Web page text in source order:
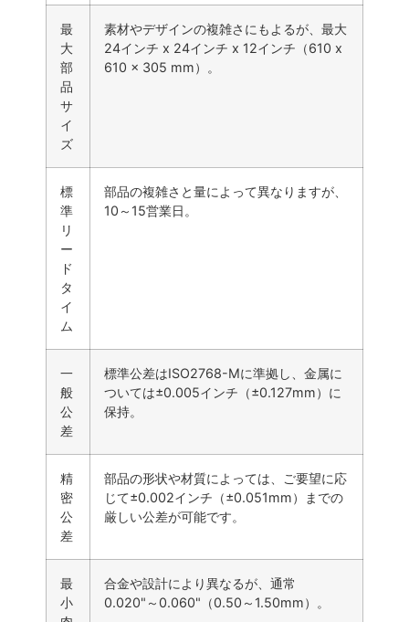
度と耐
久性を
ます。
靭で軽
量な部
品を実
現。
ための
専門的
な金型
設計と
最
大
部
品
サ
イ
ズ
素材やデザインの複雑さにもよるが、最大
24インチ x 24インチ x 12インチ（610 x
610 x 305 mm）。
標
準
リ
ー
ド
タ
イ
ム
部品の複雑さと量によって異なりますが、
10～15営業日。
一
般
公
差
標準公差はISO2768-Mに準拠し、金属に
ついては±0.005インチ（±0.127mm）に
保持。
精
密
公
差
部品の形状や材質によっては、ご要望に応
じて±0.002インチ（±0.051mm）までの
厳しい公差が可能です。
最
小
合金や設計により異なるが、通常
0.020"～0.060"（0.50～1.50mm）。